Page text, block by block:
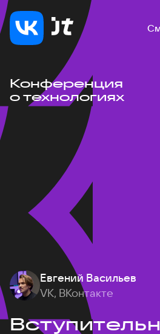
Конференция
о технологиях
Евгений Васильев
VK, ВКонтакте